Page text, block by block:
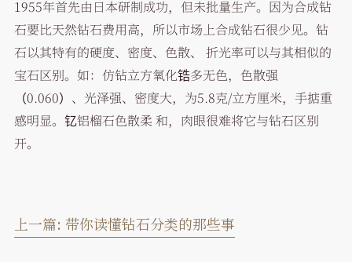
1955年首先由日本研制成功，但未批量生产。因为合成钻
石要比天然钻石费用高，所以市场上合成钻石很少见。钻
石以其特有的硬度、密度、色散、 折光率可以与其相似的
宝石区别。如：仿钻立方氧化锆多无色，色散强
（0.060）、光泽强、密度大，为5.8克/立方厘米，手掂重
感明显。钇铝榴石色散柔 和，肉眼很难将它与钻石区别
开。
上一篇: 带你读懂钻石分类的那些事